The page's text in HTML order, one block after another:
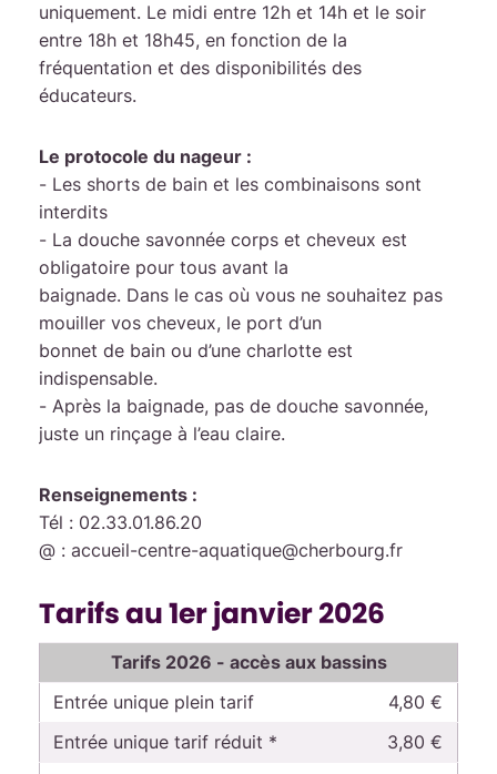
Dimanche
8h45
-
9h30 -
12h
uniquement. Le midi entre 12h et 14h et le soir
entre 18h et 18h45, en fonction de la
fréquentation et des disponibilités des
éducateurs.
Le protocole du nageur :
- Les shorts de bain et les combinaisons sont
interdits
- La douche savonnée corps et cheveux est
obligatoire pour tous avant la
baignade. Dans le cas où vous ne souhaitez pas
mouiller vos cheveux, le port d’un
bonnet de bain ou d’une charlotte est
indispensable.
- Après la baignade, pas de douche savonnée,
juste un rinçage à l’eau claire.
Renseignements :
Tél : 02.33.01.86.20
@ : accueil-centre-aquatique@cherbourg.fr
Tarifs au 1er janvier 2026
Tarifs 2026 - accès aux bassins
Entrée unique plein tarif
4,80 €
Entrée unique tarif réduit *
3,80 €